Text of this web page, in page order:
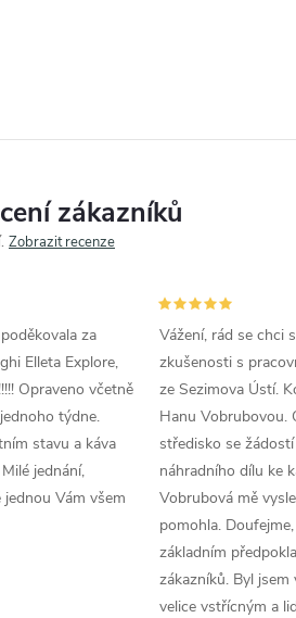
zákazníků
Zobrazit recenze
za
Elleta Explore,
Opraveno včetně
týdne.
stavu a káva
jednání,
Vám všem
Vážení, rád se chci
zkušenosti s
ze Sezimova Ústí.
Hanu Vobrubovou.
středisko se
náhradního dílu ke
Vobrubová mě
pomohla.
základním
zákazníků. Byl jsem
velice vstřícným a